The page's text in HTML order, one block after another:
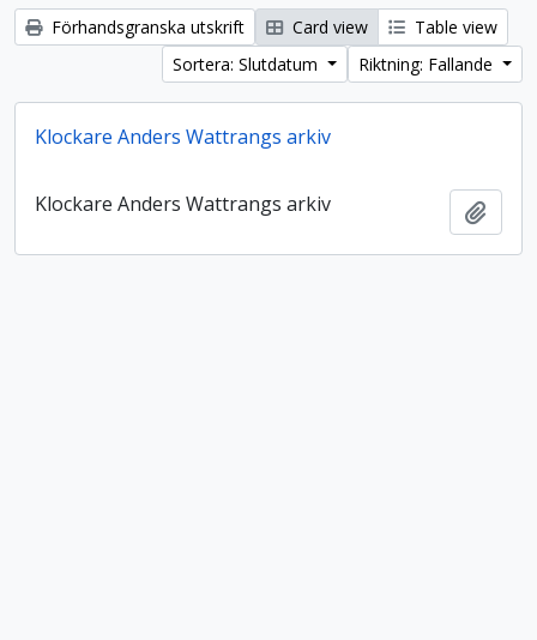
Förhandsgranska utskrift Card view
Table view
Sortera: Slutdatum
Riktning: Fallande
Klockare Anders Wattrangs arkiv
Klockare Anders Wattrangs arkiv